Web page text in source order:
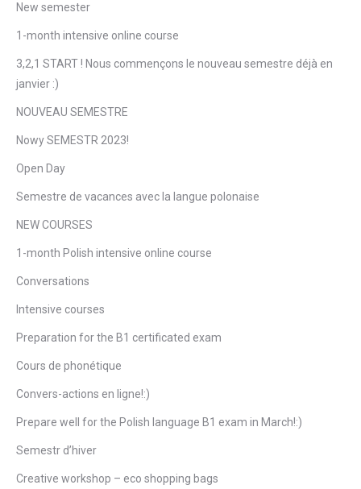
New semester
1-month intensive online course
3,2,1 START ! Nous commençons le nouveau semestre déjà en
janvier :)
NOUVEAU SEMESTRE
Nowy SEMESTR 2023!
Open Day
Semestre de vacances avec la langue polonaise
NEW COURSES
1-month Polish intensive online course
Conversations
Intensive courses
Preparation for the B1 certificated exam
Cours de phonétique
Convers-actions en ligne!:)
Prepare well for the Polish language B1 exam in March!:)
Semestr d’hiver
Creative workshop – eco shopping bags